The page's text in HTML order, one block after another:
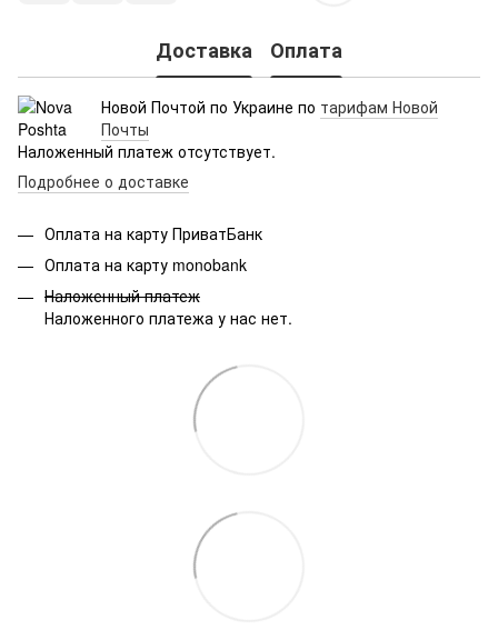
Доставка Оплата
Новой Почтой по Украине по тарифам Новой
Почты
Наложенный платеж отсутствует.
Подробнее о доставке
Оплата на карту ПриватБанк
Оплата на карту monobank
Наложенный платеж
Наложенного платежа у нас нет.